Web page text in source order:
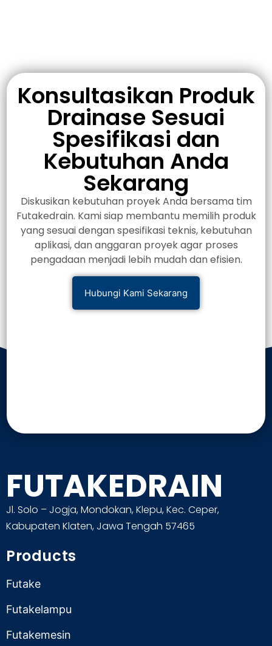
Konsultasikan Produk
Drainase Sesuai
Spesifikasi dan
Kebutuhan Anda
Sekarang
Diskusikan kebutuhan proyek Anda bersama tim
Futakedrain. Kami siap membantu memilih produk
yang sesuai dengan spesifikasi teknis, kebutuhan
aplikasi, dan anggaran proyek agar proses
pengadaan menjadi lebih mudah dan efisien.
Hubungi Kami Sekarang
FUTAKEDRAIN
Jl. Solo – Jogja, Mondokan, Klepu, Kec. Ceper,
Kabupaten Klaten, Jawa Tengah 57465
Products
Futake
Futakelampu
Futakemesin